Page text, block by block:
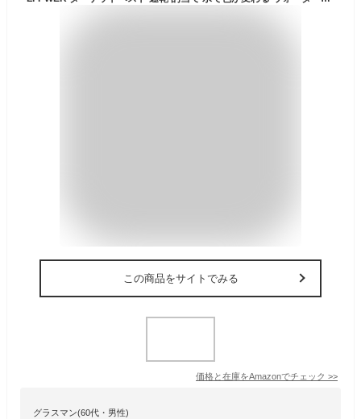
この商品をサイトでみる
価格と在庫をAmazonでチェック >>
グラスマン(60代・男性)